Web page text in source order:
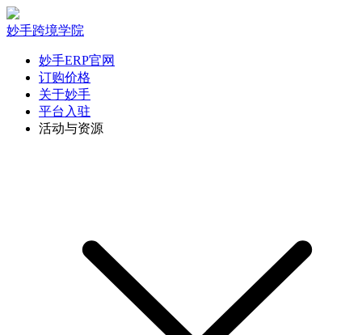
妙手跨境学院
妙手ERP官网
订购价格
关于妙手
平台入驻
活动与资源